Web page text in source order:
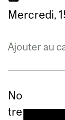
Mercredi,
Ajouter au
No
tre